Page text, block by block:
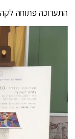
התערוכה פתוחה